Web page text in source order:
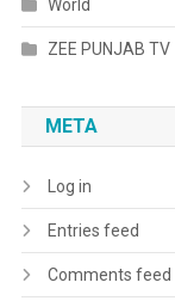
World
ZEE PUNJAB TV
META
Log in
Entries feed
Comments feed